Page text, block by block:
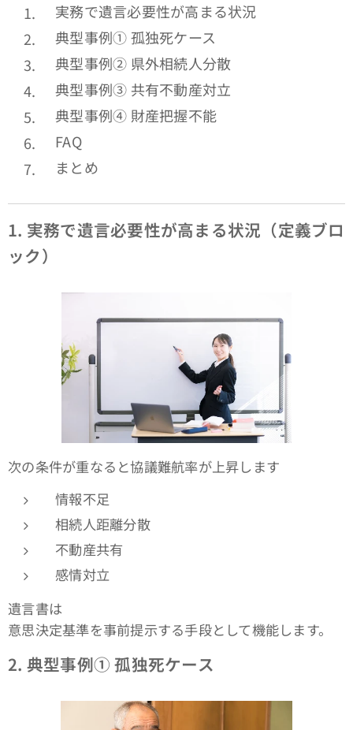
実務で遺言必要性が高まる状況
典型事例① 孤独死ケース
典型事例② 県外相続人分散
典型事例③ 共有不動産対立
典型事例④ 財産把握不能
FAQ
まとめ
1. 実務で遺言必要性が高まる状況（定義ブロ
ック）
次の条件が重なると協議難航率が上昇します
情報不足
相続人距離分散
不動産共有
感情対立
遺言書は
意思決定基準を事前提示する手段として機能します。
2. 典型事例① 孤独死ケース